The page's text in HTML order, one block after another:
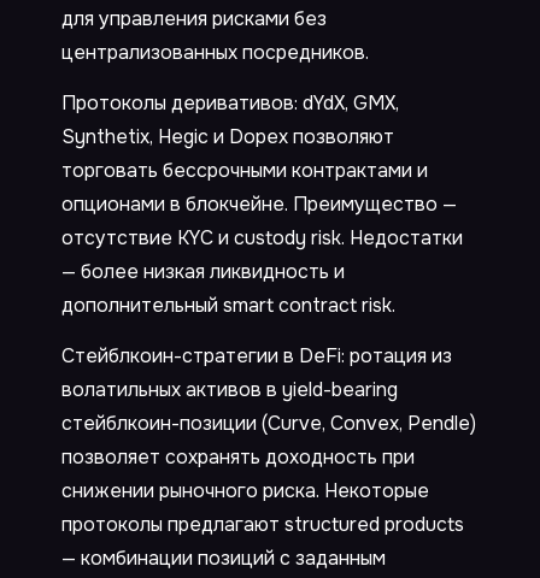
для управления рисками без
централизованных посредников.
Протоколы деривативов: dYdX, GMX,
Synthetix, Hegic и Dopex позволяют
торговать бессрочными контрактами и
опционами в блокчейне. Преимущество —
отсутствие KYC и custody risk. Недостатки
— более низкая ликвидность и
дополнительный smart contract risk.
Стейблкоин-стратегии в DeFi: ротация из
волатильных активов в yield-bearing
стейблкоин-позиции (Curve, Convex, Pendle)
позволяет сохранять доходность при
снижении рыночного риска. Некоторые
протоколы предлагают structured products
— комбинации позиций с заданным